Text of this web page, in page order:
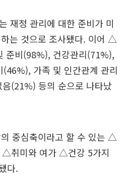
재정 관리에 대한 준비가 미
는 것으로 조사됐다. 이어 △
준비(98%), 건강관리(71%),
(46%), 가족 및 인간관계 관리
(21%) 등의 순으로 나타났
중심축이라고 할 수 있는 △
취미와 여가 △건강 5가지
다.